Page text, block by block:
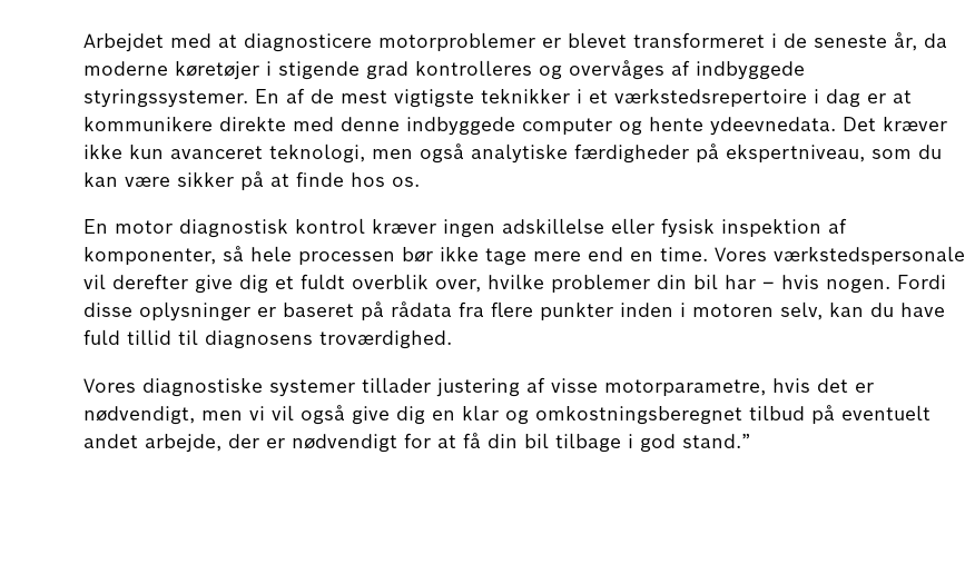
Arbejdet med at diagnosticere motorproblemer er blevet transformeret i de seneste år, da
moderne køretøjer i stigende grad kontrolleres og overvåges af indbyggede
styringssystemer. En af de mest vigtigste teknikker i et værkstedsrepertoire i dag er at
kommunikere direkte med denne indbyggede computer og hente ydeevnedata. Det kræver
ikke kun avanceret teknologi, men også analytiske færdigheder på ekspertniveau, som du
kan være sikker på at finde hos os.
En motor diagnostisk kontrol kræver ingen adskillelse eller fysisk inspektion af
komponenter, så hele processen bør ikke tage mere end en time. Vores værkstedspersonale
vil derefter give dig et fuldt overblik over, hvilke problemer din bil har – hvis nogen. Fordi
disse oplysninger er baseret på rådata fra flere punkter inden i motoren selv, kan du have
fuld tillid til diagnosens troværdighed.
Vores diagnostiske systemer tillader justering af visse motorparametre, hvis det er
nødvendigt, men vi vil også give dig en klar og omkostningsberegnet tilbud på eventuelt
andet arbejde, der er nødvendigt for at få din bil tilbage i god stand.”